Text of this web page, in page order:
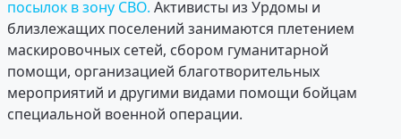
посылок в зону СВО. Активисты из Урдомы и
близлежащих поселений занимаются плетением
маскировочных сетей, сбором гуманитарной
помощи, организацией благотворительных
мероприятий и другими видами помощи бойцам
специальной военной операции.